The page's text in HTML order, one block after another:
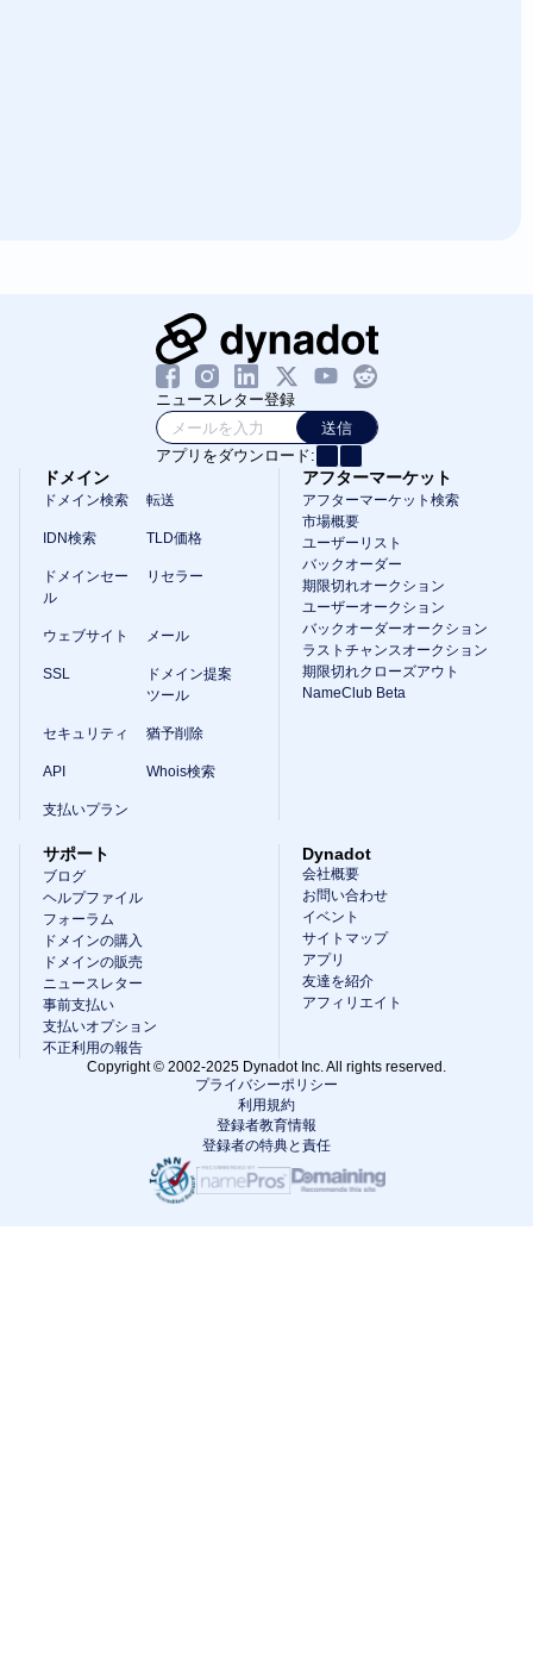
ニュースレター登録
送信
アプリをダウンロード:
ドメイン
ドメイン検索 転送
IDN検索 TLD価格
ドメインセー
ル
リセラー
ウェブサイト メール
SSL
ドメイン提案
ツール
セキュリティ 猶予削除
API Whois検索
支払いプラン
アフターマーケット
アフターマーケット検索
市場概要
ユーザーリスト
バックオーダー
期限切れオークション
ユーザーオークション
バックオーダーオークション
ラストチャンスオークション
期限切れクローズアウト
NameClub Beta
サポート
ブログ
ヘルプファイル
フォーラム
ドメインの購入
ドメインの販売
ニュースレター
事前支払い
支払いオプション
不正利用の報告
Dynadot
会社概要
お問い合わせ
イベント
サイトマップ
アプリ
友達を紹介
アフィリエイト
Copyright © 2002-2025 Dynadot Inc. All rights reserved.
プライバシーポリシー
利用規約
登録者教育情報
登録者の特典と責任